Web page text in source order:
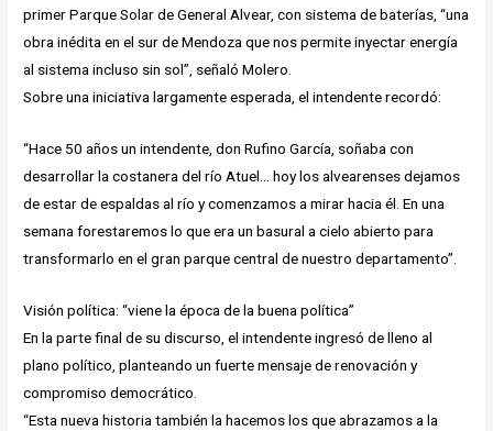
primer Parque Solar de General Alvear, con sistema de baterías, “una
obra inédita en el sur de Mendoza que nos permite inyectar energía
al sistema incluso sin sol”, señaló Molero.
Sobre una iniciativa largamente esperada, el intendente recordó:
“Hace 50 años un intendente, don Rufino García, soñaba con
desarrollar la costanera del río Atuel… hoy los alvearenses dejamos
de estar de espaldas al río y comenzamos a mirar hacia él. En una
semana forestaremos lo que era un basural a cielo abierto para
transformarlo en el gran parque central de nuestro departamento”.
Visión política: “viene la época de la buena política”
En la parte final de su discurso, el intendente ingresó de lleno al
plano político, planteando un fuerte mensaje de renovación y
compromiso democrático.
“Esta nueva historia también la hacemos los que abrazamos a la